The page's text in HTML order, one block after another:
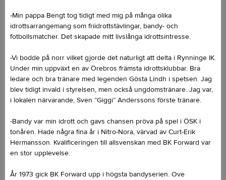
-Min pappa Bengt tog tidigt med mig på många olika
idrottsarrangemang som friidrottstävlingar, bandy- och
fotbollsmatcher. Det skapade mitt livslånga idrottsintresse.
-Vi bodde på norr vilket gjorde det naturligt att delta i Rynninge IK.
Under min uppväxt en av Örebros främsta idrottsklubbar. Bra
ledare och bra tränare med legenden Gösta Lindh i spetsen. Jag
blev tidigt invald i styrelsen, men också ungdomstränare. Jag var,
i lokalen närvarande, Sven ”Giggi” Anderssons förste tränare.
-Bandy var min idrott och gavs chansen pröva på spel i ÖSK i
tonåren. Hade några fina år i Nitro-Nora, värvad av Curt-Erik
Hermansson. Kvalificeringen till allsvenskan med BK Forward var
en stor upplevelse.
År 1973 gick BK Forward upp i högsta bandyserien. Ove